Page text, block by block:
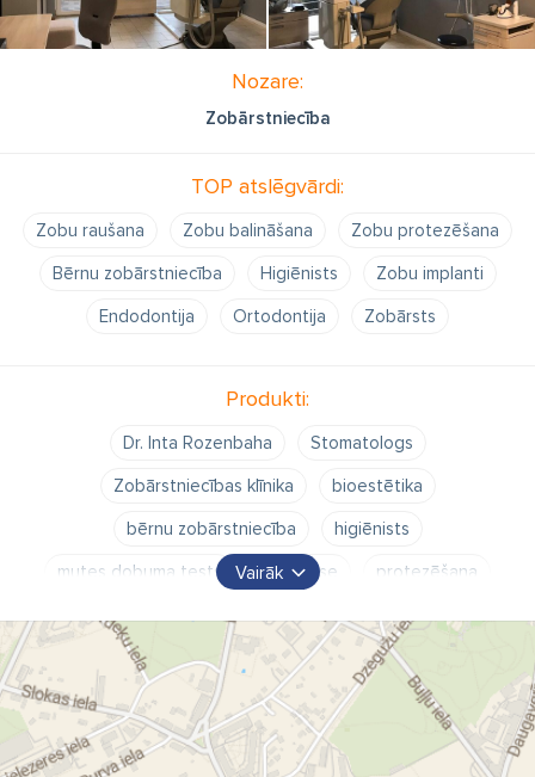
Nozare:
Zobārstniecība
TOP atslēgvārdi:
Zobu raušana Zobu balināšana
Zobu protezēšana
Bērnu zobārstniecība
Higiēnists
Zobu implanti
Endodontija
Ortodontija Zobārsts
Produkti:
Dr. Inta Rozenbaha
Stomatologs
Zobārstniecības klīnika
bioestētika
bērnu zobārstniecība
higiēnists
mutes dobuma tests
profilakse
protezēšana
zobu higiēna
zobu labošana
zobu plombēšana.
zobu tests
zobu ārstniecības plāns
zobārste Rozenbaha
zobārsti
zobārstniecība
Vairāk